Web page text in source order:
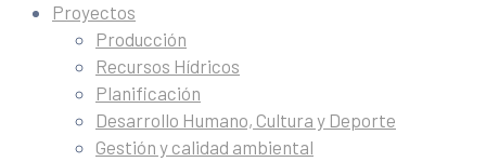
Proyectos
Producción
Recursos Hídricos
Planificación
Desarrollo Humano, Cultura y Deporte
Gestión y calidad ambiental